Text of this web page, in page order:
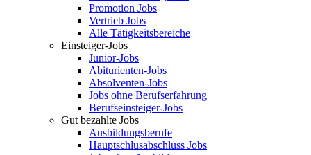
Promotion Jobs
Vertrieb Jobs
Alle Tätigkeitsbereiche
Einsteiger-Jobs
Junior-Jobs
Abiturienten-Jobs
Absolventen-Jobs
Jobs ohne Berufserfahrung
Berufseinsteiger-Jobs
Gut bezahlte Jobs
Ausbildungsberufe
Hauptschlusabschluss Jobs